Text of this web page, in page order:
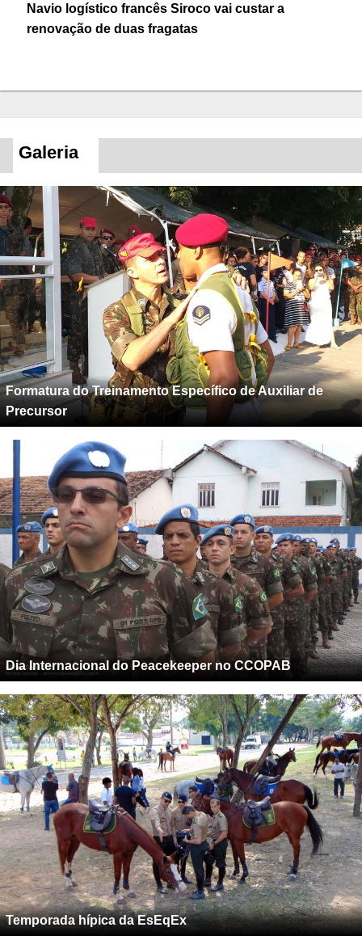
Navio logístico francês Siroco vai custar a
renovação de duas fragatas
Galeria
Formatura do Treinamento Específico de Auxiliar de
Precursor
Dia Internacional do Peacekeeper no CCOPAB
Temporada hípica da EsEqEx